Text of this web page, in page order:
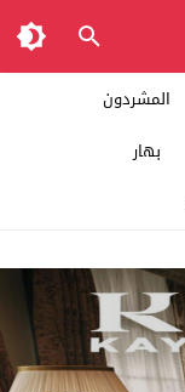
المشردون
بهار